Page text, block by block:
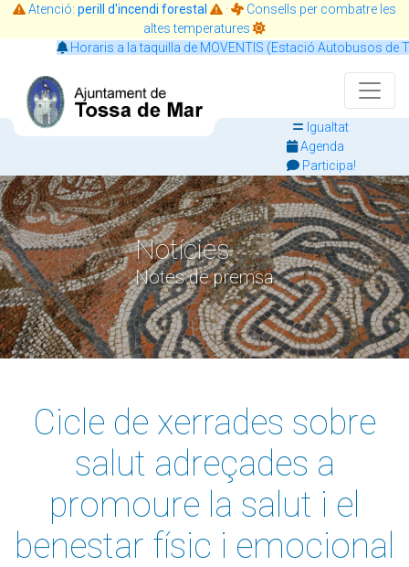
Atenció: perill d'incendi forestal ·
Consells per combatre les
altes temperatures
Horaris a la taquilla de MOVENTIS (Estació Autobusos de
Igualtat
Agenda
Participa!
Notícies
Notes de premsa
Cicle de xerrades sobre
salut adreçades a
promoure la salut i el
benestar físic i emocional